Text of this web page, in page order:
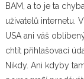
BAM, a to je ta
uživatelů internetu.
USA ani váš
chtít přihlašovací
Nikdy. Ani kdyby